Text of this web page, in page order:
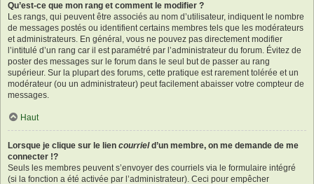
Qu’est-ce que mon rang et comment le modifier ?
Les rangs, qui peuvent être associés au nom d’utilisateur, indiquent le nombre
de messages postés ou identifient certains membres tels que les modérateurs
et administrateurs. En général, vous ne pouvez pas directement modifier
l’intitulé d’un rang car il est paramétré par l’administrateur du forum. Évitez de
poster des messages sur le forum dans le seul but de passer au rang
supérieur. Sur la plupart des forums, cette pratique est rarement tolérée et un
modérateur (ou un administrateur) peut facilement abaisser votre compteur de
messages.
Haut
Lorsque je clique sur le lien courrield’un membre, on me demande de me
connecter !?
Seuls les membres peuvent s’envoyer des courriels via le formulaire intégré
(si la fonction a été activée par l’administrateur). Ceci pour empêcher